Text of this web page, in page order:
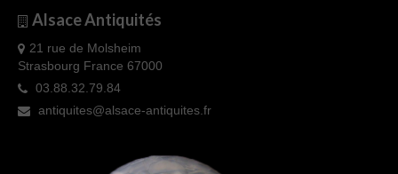
Alsace Antiquités
21 rue de Molsheim
Strasbourg France 67000
03.88.32.79.84
antiquites@alsace-antiquites.fr